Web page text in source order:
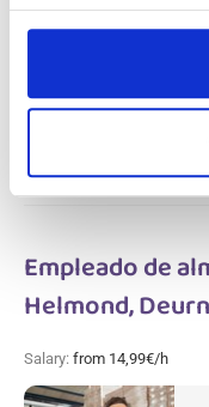
Empleado de
Helmond,
Salary: from 14,99€/h